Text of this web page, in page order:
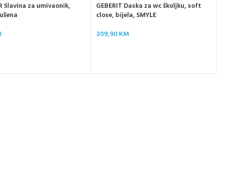
Slavina za umivaonik,
GEBERIT Daska za wc školjku, soft
close, bijela, SMYLE
309,90KM